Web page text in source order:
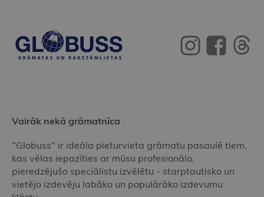
Vairāk nekā grāmatnīca
"Globuss" ir ideāla pieturvieta grāmatu pasaulē tiem,
kas vēlas iepazīties ar mūsu profesionālo,
pieredzējušo speciālistu izvēlētu - starptautisko un
vietējo izdevēju labāko un populārāko izdevumu